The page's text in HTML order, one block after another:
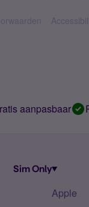
aanpasbaar
Sim Only
Apple